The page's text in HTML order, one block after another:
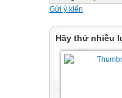
Gửi ý kiến
Hãy thử nhiều